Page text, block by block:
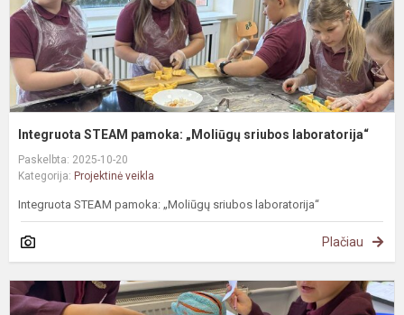
Integruota STEAM pamoka: „Moliūgų sriubos laboratorija“
Paskelbta: 2025-10-20
Kategorija: Projektinė veikla
Integruota STEAM pamoka: „Moliūgų sriubos laboratorija“
Plačiau